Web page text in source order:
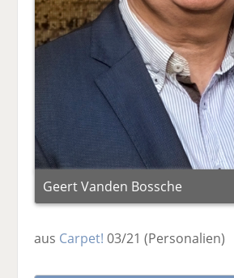
Geert Vanden Bossche
aus Carpet! 03/21(Personalien)